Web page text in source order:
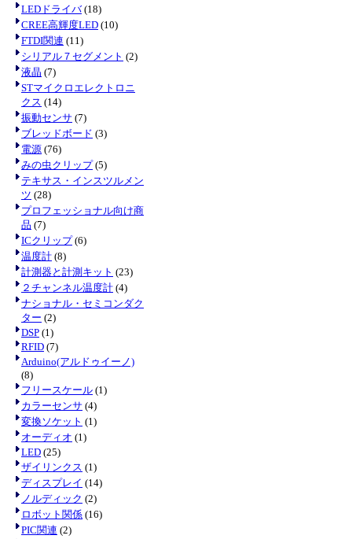
LEDドライバ(18)
CREE高輝度LED (10)
FTDI関連 (11)
シリアル７セグメント (2)
液晶 (7)
STマイクロエレクトロニ
クス (14)
振動センサ (7)
ブレッドボード (3)
電源 (76)
みの虫クリップ(5)
テキサス・インスツルメン
ツ (28)
プロフェッショナル向け商
品 (7)
ICクリップ(6)
温度計 (8)
計測器と計測キット (23)
２チャンネル温度計 (4)
ナショナル・セミコンダク
ター (2)
DSP (1)
RFID (7)
Arduino(アルドゥイーノ)
(8)
フリースケール (1)
カラーセンサ (4)
変換ソケット (1)
オーディオ (1)
LED (25)
ザイリンクス (1)
ディスプレイ (14)
ノルディック (2)
ロボット関係 (16)
PIC関連 (2)